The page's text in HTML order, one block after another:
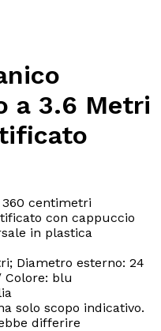
a 3.6 Metri
centimetri
con cappuccio
in plastica
Diametro esterno: 24
Colore: blu
solo scopo indicativo.
differire